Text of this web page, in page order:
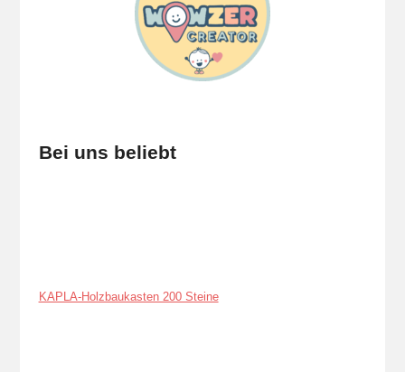
Bei uns beliebt
KAPLA-Holzbaukasten 200 Steine